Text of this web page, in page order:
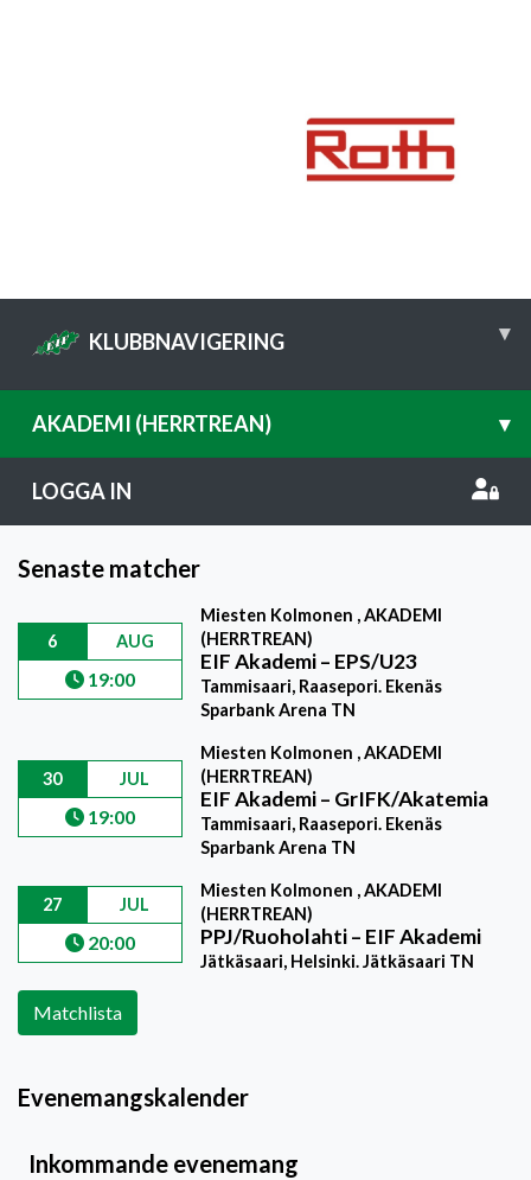
KLUBBNAVIGERING ▾
AKADEMI (HERRTREAN) ▾
LOGGA IN
Senaste matcher
6 AUG
19:00
Miesten Kolmonen , AKADEMI
(HERRTREAN)
EIF Akademi– EPS/U23
Tammisaari, Raasepori. Ekenäs
Sparbank Arena TN
30 JUL
19:00
Miesten Kolmonen , AKADEMI
(HERRTREAN)
EIF Akademi– GrIFK/Akatemia
Tammisaari, Raasepori. Ekenäs
Sparbank Arena TN
27 JUL
20:00
Miesten Kolmonen , AKADEMI
(HERRTREAN)
PPJ/Ruoholahti– EIF Akademi
Jätkäsaari, Helsinki. Jätkäsaari TN
Matchlista
Evenemangskalender
Inkommande evenemang